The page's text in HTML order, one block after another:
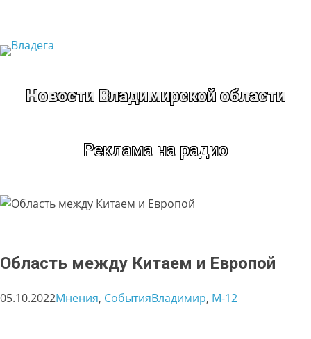
содержимому
Новости Владимирской области
Реклама на радио
Область между Китаем и Европой
05.10.2022Мнения, СобытияВладимир, М-12